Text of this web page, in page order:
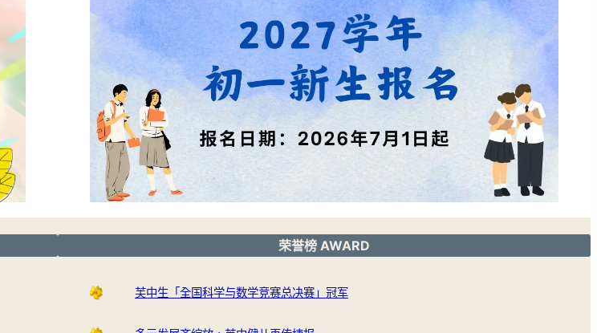
荣誉榜 AWARD
芙中生「全国科学与数学竞赛总决赛」冠军